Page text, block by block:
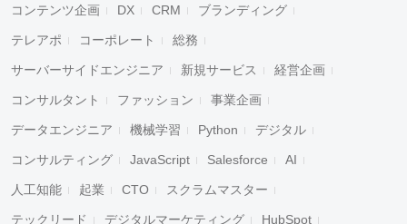
コンテンツ企画 DX CRM ブランディング
テレアポ コーポレート 総務
サーバーサイドエンジニア 新規サービス 経営企画
コンサルタント ファッション 事業企画
データエンジニア 機械学習 Python デジタル
コンサルティング JavaScript Salesforce AI
人工知能 起業 CTO スクラムマスター
テックリード デジタルマーケティング HubSpot